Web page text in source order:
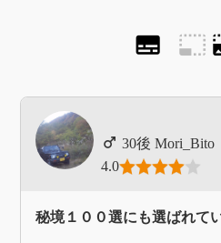
subtitles photo_size_select_small
Mori_Bito
4.0
秘境１００選にも選ばれて